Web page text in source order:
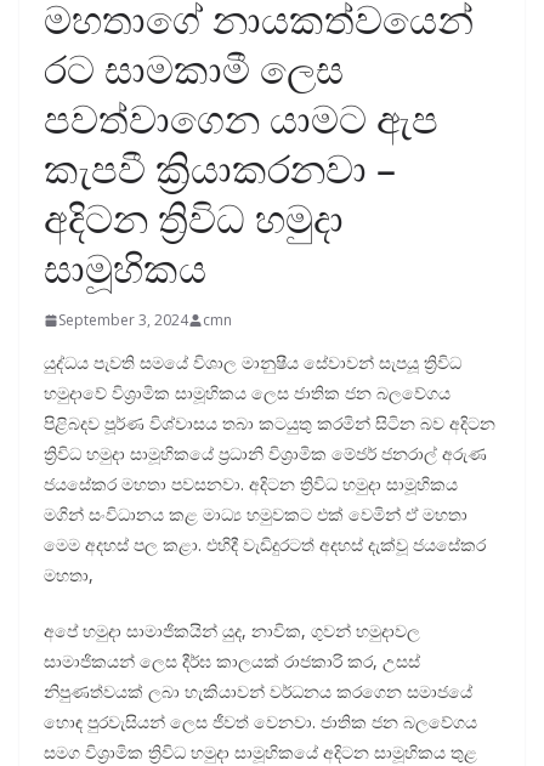
මහතාගේ නායකත්වයෙන්
රට සාමකාමී ලෙස
පවත්වාගෙන යාමට ඇප
කැපවී ක්‍රියාකරනවා –
අදිටන ත්‍රිවිධ හමුදා
සාමූහිකය
September 3, 2024 cmn
යුද්ධය පැවති සමයේ විශාල මානුෂීය සේවාවන් සැපයූ ත්‍රිවිධ
හමුදාවේ විශ්‍රාමික සාමූහිකය ලෙස ජාතික ජන බලවේගය
පිළිබදව පූර්ණ විශ්වාසය තබා කටයුතු කරමින් සිටින බව අදිටන
ත්‍රිවිධ හමුදා සාමූහිකයේ ප්‍රධානි විශ්‍රාමික මේජර් ජනරාල් අරුණ
ජයසේකර මහතා පවසනවා. අදිටන ත්‍රිවිධ හමුදා සාමූහිකය
මගින් සංවිධානය කළ මාධ්‍ය හමුවකට එක් වෙමින් ඒ මහතා
මෙම අදහස් පල කළා. එහිදී වැඩිදුරටත් අදහස් දැක්වූ ජයසේකර
මහතා,
අපේ හමුදා සාමාජිකයින් යුද, නාවික, ගුවන් හමුදාවල
සාමාජිකයන් ලෙස දීර්ඝ කාලයක් රාජකාරි කර, උසස්
නිපුණත්වයක් ලබා හැකියාවන් වර්ධනය කරගෙන සමාජයේ
හොඳ පුරවැසියන් ලෙස ජීවත් වෙනවා. ජාතික ජන බලවේගය
සමග විශ්‍රාමික ත්‍රිවිධ හමුදා සාමූහිකයේ අදිටන සාමූහිකය තුළ